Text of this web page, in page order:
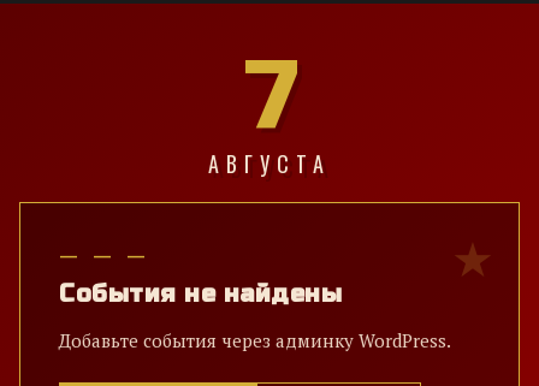
7
АВГУСТА
— — —
События не найдены
Добавьте события через админку WordPress.